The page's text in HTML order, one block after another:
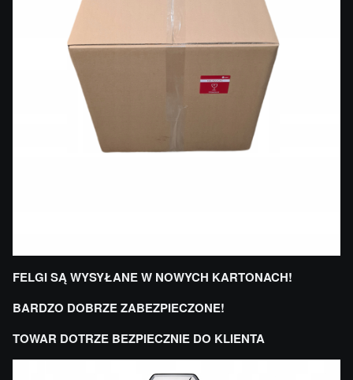
FELGI SĄ WYSYŁANE W NOWYCH KARTONACH!
BARDZO DOBRZE ZABEZPIECZONE!
TOWAR DOTRZE BEZPIECZNIE DO KLIENTA